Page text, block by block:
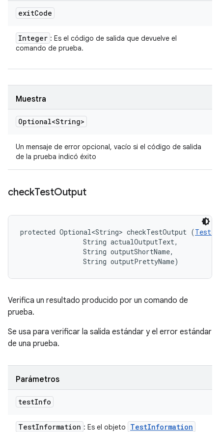
exitCode
Integer : Es el código de salida que devuelve el
comando de prueba.
Muestra
Optional<String>
Un mensaje de error opcional, vacío si el código de salida
de la prueba indicó éxito
checkTestOutput
protected Optional<String> checkTestOutput (
                String actualOutputText,
                String outputShortName,
                String outputPrettyName)
Verifica un resultado producido por un comando de
prueba.
Se usa para verificar la salida estándar y el error estándar
de una prueba.
Parámetros
testInfo
TestInformation : Es el objeto TestInformation